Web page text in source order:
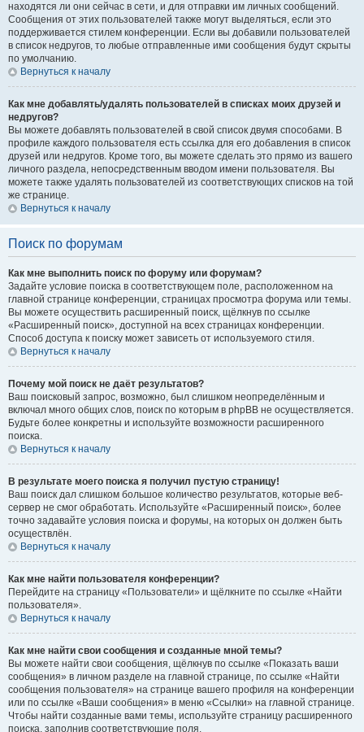
находятся ли они сейчас в сети, и для отправки им личных сообщений.
Сообщения от этих пользователей также могут выделяться, если это
поддерживается стилем конференции. Если вы добавили пользователей
в список недругов, то любые отправленные ими сообщения будут скрыты
по умолчанию.
Вернуться к началу
Как мне добавлять/удалять пользователей в списках моих друзей и
недругов?
Вы можете добавлять пользователей в свой список двумя способами. В
профиле каждого пользователя есть ссылка для его добавления в список
друзей или недругов. Кроме того, вы можете сделать это прямо из вашего
личного раздела, непосредственным вводом имени пользователя. Вы
можете также удалять пользователей из соответствующих списков на той
же странице.
Вернуться к началу
Поиск по форумам
Как мне выполнить поиск по форуму или форумам?
Задайте условие поиска в соответствующем поле, расположенном на
главной странице конференции, страницах просмотра форума или темы.
Вы можете осуществить расширенный поиск, щёлкнув по ссылке
«Расширенный поиск», доступной на всех страницах конференции.
Способ доступа к поиску может зависеть от используемого стиля.
Вернуться к началу
Почему мой поиск не даёт результатов?
Ваш поисковый запрос, возможно, был слишком неопределённым и
включал много общих слов, поиск по которым в phpBB не осуществляется.
Будьте более конкретны и используйте возможности расширенного
поиска.
Вернуться к началу
В результате моего поиска я получил пустую страницу!
Ваш поиск дал слишком большое количество результатов, которые веб-
сервер не смог обработать. Используйте «Расширенный поиск», более
точно задавайте условия поиска и форумы, на которых он должен быть
осуществлён.
Вернуться к началу
Как мне найти пользователя конференции?
Перейдите на страницу «Пользователи» и щёлкните по ссылке «Найти
пользователя».
Вернуться к началу
Как мне найти свои сообщения и созданные мной темы?
Вы можете найти свои сообщения, щёлкнув по ссылке «Показать ваши
сообщения» в личном разделе на главной странице, по ссылке «Найти
сообщения пользователя» на странице вашего профиля на конференции
или по ссылке «Ваши сообщения» в меню «Ссылки» на главной странице.
Чтобы найти созданные вами темы, используйте страницу расширенного
поиска, заполнив соответствующие поля.